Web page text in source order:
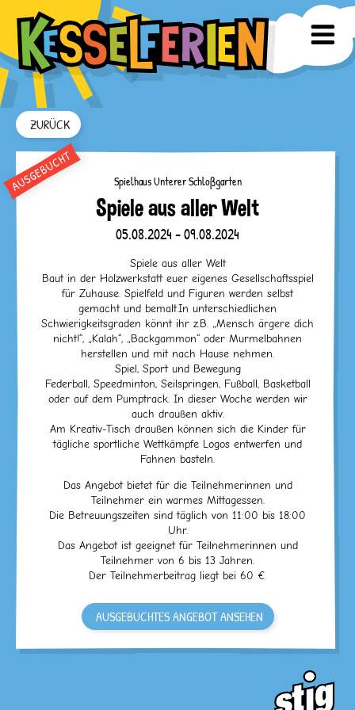
ZURÜCK
Spielhaus Unterer Schloßgarten
Spiele aus aller Welt
05.08.2024 - 09.08.2024
Spiele aus aller Welt
Baut in der Holzwerkstatt euer eigenes Gesellschaftsspiel
für Zuhause. Spielfeld und Figuren werden selbst
gemacht und bemalt.In unterschiedlichen
Schwierigkeitsgraden könnt ihr z.B. „Mensch ärgere dich
nicht!“, „Kalah“, „Backgammon“ oder Murmelbahnen
herstellen und mit nach Hause nehmen.
Spiel, Sport und Bewegung
Federball, Speedminton, Seilspringen, Fußball, Basketball
oder auf dem Pumptrack. In dieser Woche werden wir
auch draußen aktiv.
Am Kreativ-Tisch draußen können sich die Kinder für
tägliche sportliche Wettkämpfe Logos entwerfen und
Fahnen basteln.
Das Angebot bietet für die Teilnehmerinnen und
Teilnehmer ein warmes Mittagessen.
Die Betreuungszeiten sind täglich von 11:00 bis 18:00
Uhr.
Das Angebot ist geeignet für Teilnehmerinnen und
Teilnehmer von 6 bis 13 Jahren.
Der Teilnehmerbeitrag liegt bei 60 €.
AUSGEBUCHTES ANGEBOT ANSEHEN